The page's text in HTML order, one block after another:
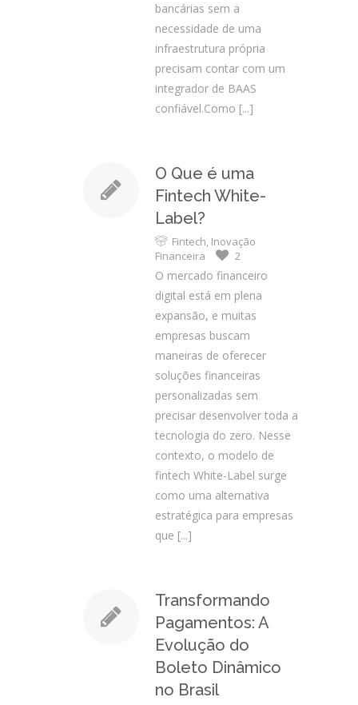
bancárias sem a
necessidade de uma
infraestrutura própria
precisam contar com um
integrador de BAAS
confiável.Como [...]
O Que é uma
Fintech White-
Label?
Fintech, Inovação
Financeira
2
O mercado financeiro
digital está em plena
expansão, e muitas
empresas buscam
maneiras de oferecer
soluções financeiras
personalizadas sem
precisar desenvolver toda a
tecnologia do zero. Nesse
contexto, o modelo de
fintech White-Label surge
como uma alternativa
estratégica para empresas
que [...]
Transformando
Pagamentos: A
Evolução do
Boleto Dinâmico
no Brasil